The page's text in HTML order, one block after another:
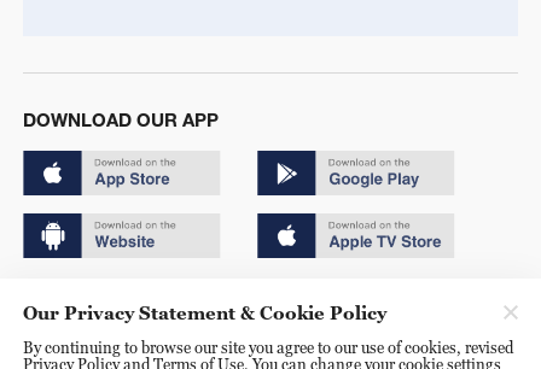
DOWNLOAD OUR APP
京ICP备20000184号
Our Privacy Statement & Cookie Policy
By continuing to browse our site you agree to our use of cookies, revised
Privacy Policy and Terms of Use. You can change your cookie settings